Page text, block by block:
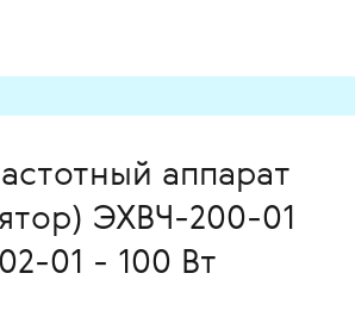
аппарат
ЭХВЧ-200-01
01 - 100 Вт